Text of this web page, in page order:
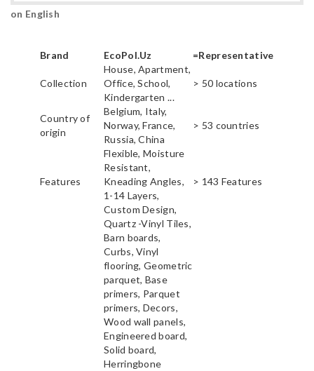
on English
Brand EcoPol.Uz =Representative
Collection
House, Apartment,
Office, School,
Kindergarten ...
> 50 locations
Country of
origin
Belgium, Italy,
Norway, France,
Russia, China
> 53 countries
Features
Flexible, Moisture
Resistant,
Kneading Angles,
1-14 Layers,
Custom Design,
> 143 Features
Quartz -Vinyl Tiles,
Barn boards,
Curbs, Vinyl
flooring, Geometric
parquet, Base
primers, Parquet
primers, Decors,
Wood wall panels,
Engineered board,
Solid board,
Herringbone